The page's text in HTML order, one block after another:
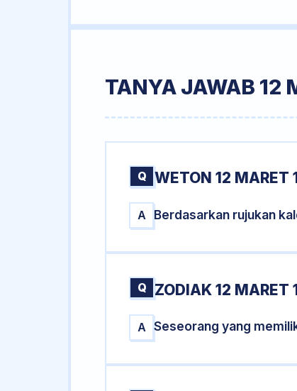
TANYA JAWAB 12
Q WETON 12 MARET
A Berdasarkan rujukan
Q ZODIAK 12 MARET
A Seseorang yang